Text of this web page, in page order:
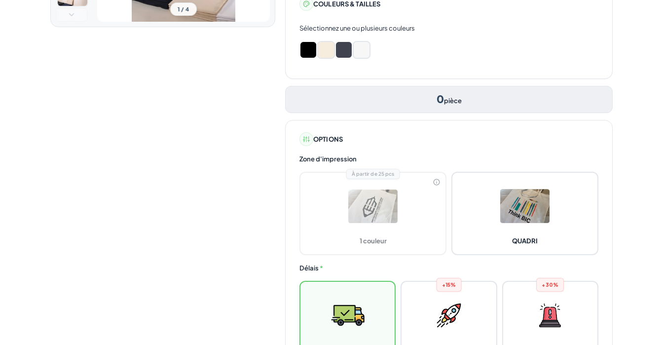
1 / 4
COULEURS & TAILLES
Sélectionnez une ou plusieurs couleurs
0pièce
OPTIONS
Zone d'impression
À partir de 25 pcs
1 couleur QUADRI
Délais *
+15% +30%